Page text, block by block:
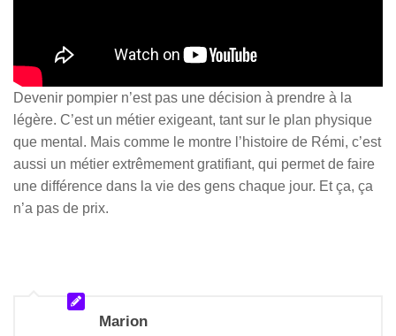
Devenir pompier n’est pas une décision à prendre à la
légère. C’est un métier exigeant, tant sur le plan physique
que mental. Mais comme le montre l’histoire de Rémi, c’est
aussi un métier extrêmement gratifiant, qui permet de faire
une différence dans la vie des gens chaque jour. Et ça, ça
n’a pas de prix.
Marion